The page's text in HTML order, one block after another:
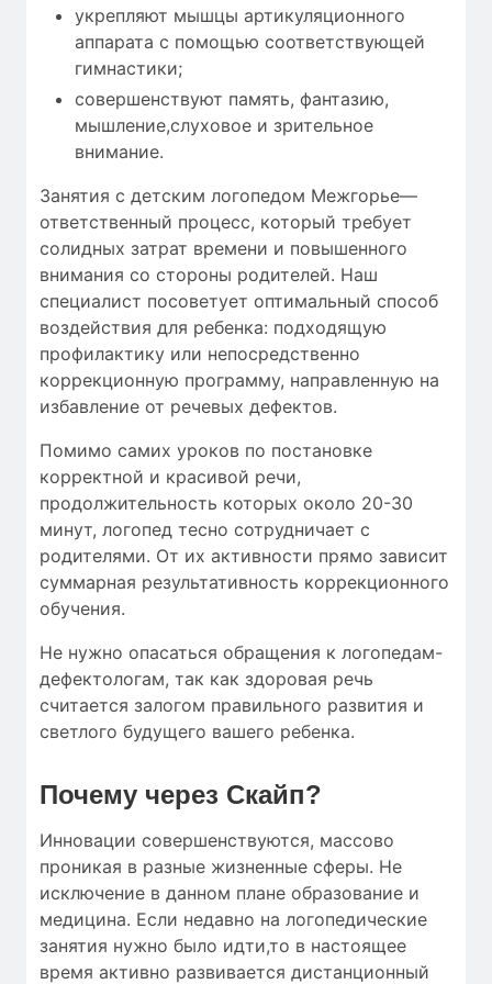
укрепляют мышцы артикуляционного
аппарата с помощью соответствующей
гимнастики;
совершенствуют память, фантазию,
мышление,слуховое и зрительное
внимание.
Занятия с детским логопедом Межгорье—
ответственный процесс, который требует
солидных затрат времени и повышенного
внимания со стороны родителей. Наш
специалист посоветует оптимальный способ
воздействия для ребенка: подходящую
профилактику или непосредственно
коррекционную программу, направленную на
избавление от речевых дефектов.
Помимо самих уроков по постановке
корректной и красивой речи,
продолжительность которых около 20-30
минут, логопед тесно сотрудничает с
родителями. От их активности прямо зависит
суммарная результативность коррекционного
обучения.
Не нужно опасаться обращения к логопедам-
дефектологам, так как здоровая речь
считается залогом правильного развития и
светлого будущего вашего ребенка.
Почему через Скайп?
Инновации совершенствуются, массово
проникая в разные жизненные сферы. Не
исключение в данном плане образование и
медицина. Если недавно на логопедические
занятия нужно было идти,то в настоящее
время активно развивается дистанционный